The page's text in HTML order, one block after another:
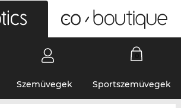
Szemüvegek Sportszemüvegek